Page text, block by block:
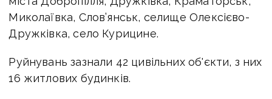
Миколаївка, Слов’янськ, селище Олексієво-
Дружківка, село Курицине.
Руйнувань зазнали 42 цивільних об'єкти, з них
16 житлових будинків.